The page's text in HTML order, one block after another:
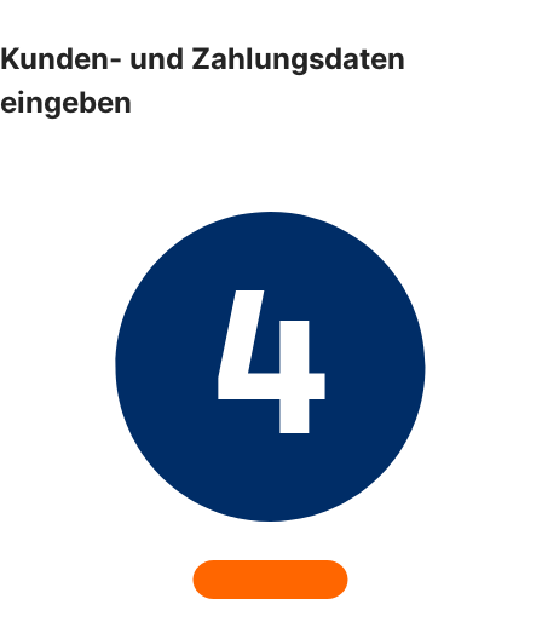
Kunden- und Zahlungsdaten
eingeben